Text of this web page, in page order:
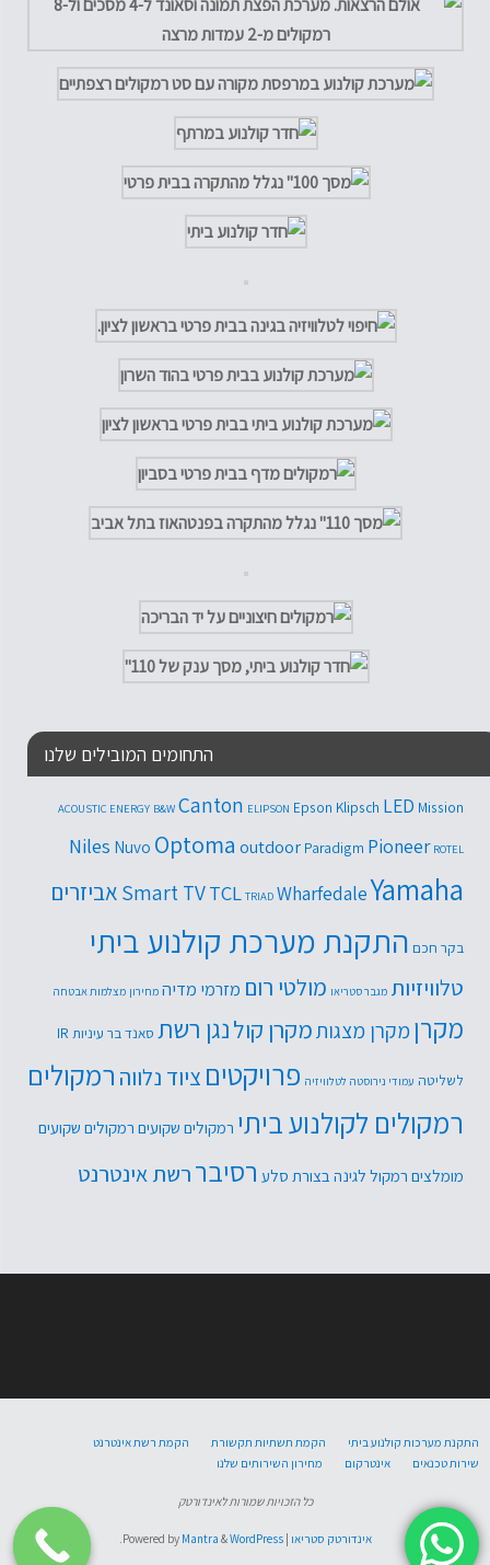
התחומים המובילים שלנו
ACOUSTIC ENERGY B&W Canton ELIPSON Epson Klipsch LED Mission
Niles Nuvo Optoma outdoor Paradigm Pioneer ROTEL
Smart TVTCL TRIAD WharfedaleYamaha אביזרים
בקר חכם התקנת מערכת קולנוע ביתי
טלוויזיות מגבר סטריאו מולטי רום מזרמי מדיה מחירון מצלמות אבטחה
מקרןמקרן מצגותמקרן קולנגן רשת סאנד בר עיניות IR
לשליטה עמודי נירוסטה לטלוויזיה פרויקטים ציוד נלווה רמקולים
רמקולים לקולנוע ביתי רמקולים שקועים רמקולים שקועים
מומלצים רמקול לגינה בצורת סלע רסיבררשת אינטרנט
התקנת מערכות קולנוע ביתי הקמת תשתיות תקשורת
הקמת רשת אינטרנט
שירות טכנאים
אינטרקום מחירון השירותים שלנו
כל הזכויות שמורות לאינדורטק
אינדורטק סטריאו | Powered by
Mantra &WordPress.